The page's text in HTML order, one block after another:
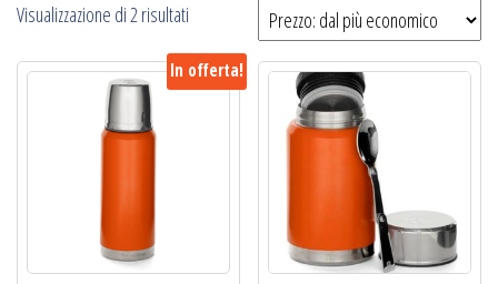
Visualizzazione di 2 risultati
più
In offerta!